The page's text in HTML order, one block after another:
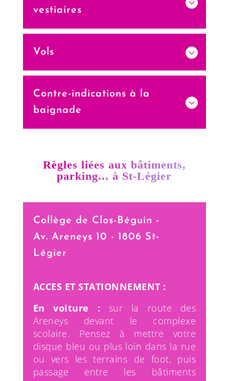
vestiaires
Vols
Contre-indications à la
baignade
Règles liées aux bâtiments,
parking... à St-Légier
Collège de Clos-Béguin -
Av. Areneys 10 - 1806 St-
Légier
ACCES ET STATIONNEMENT :
En voiture : sur la route des
Areneys devant le complexe
scolaire. Pensez à mettre votre
disque bleu ou plus loin dans la rue
ou vers les terrains de foot, puis
passage entre les bâtiments